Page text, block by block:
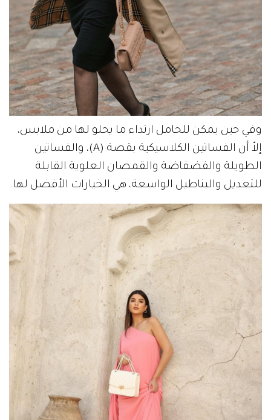
وفي حين يمكن للحامل ارتداء ما يحلو لها من ملابس،
إلاّ أن الفساتين الكلاسيكية بقصة (A)، والفساتين
الطويلة والفضفاضة والقمصان العلوية القابلة
للتعديل والبناطيل الواسعة، هي الخيارات الأفضل لها.